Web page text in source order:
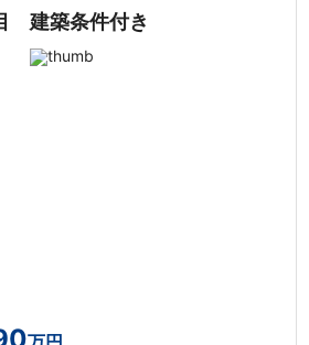
建築条件付き